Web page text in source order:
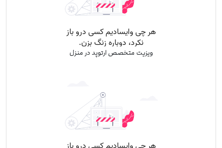
ویزیت متخصص ارتوپد در منزل